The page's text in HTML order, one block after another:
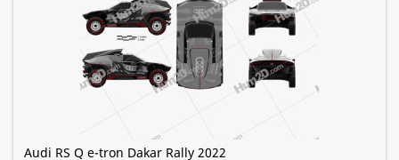
Audi RS Q e-tron Dakar Rally 2022